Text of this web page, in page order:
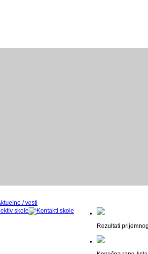
Rezultati